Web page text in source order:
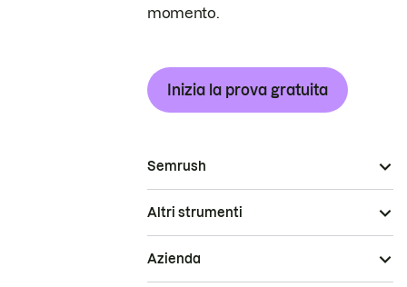
momento.
Inizia la prova gratuita
Semrush
Altri strumenti
Azienda